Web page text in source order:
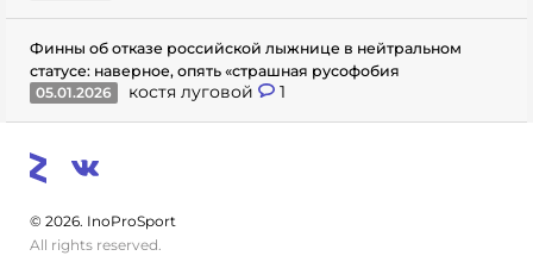
Финны об отказе российской лыжнице в нейтральном
статусе: наверное, опять «страшная русофобия
05.01.2026
костя луговой 1
© 2026. InoProSport
All rights reserved.